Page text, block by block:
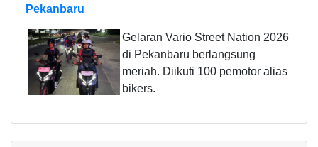
Pekanbaru
Gelaran Vario Street Nation 2026
di Pekanbaru berlangsung
meriah. Diikuti 100 pemotor alias
bikers.